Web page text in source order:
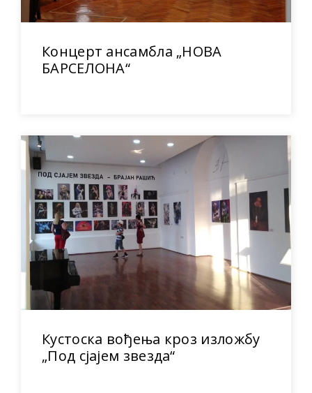
Концерт ансамбла „НОВА
БАРСЕЛОНА“
Кустоска вођења кроз изложбу
„Под сјајем звезда“